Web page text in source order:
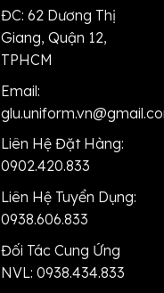
ĐC: 62 Dương Thị
Giang, Quận 12,
TPHCM
Email:
Liên Hệ Đặt Hàng:
0902.420.833
Liên Hệ Tuyển Dụng:
0938.606.833
Đối Tác Cung Ứng
NVL: 0938.434.833